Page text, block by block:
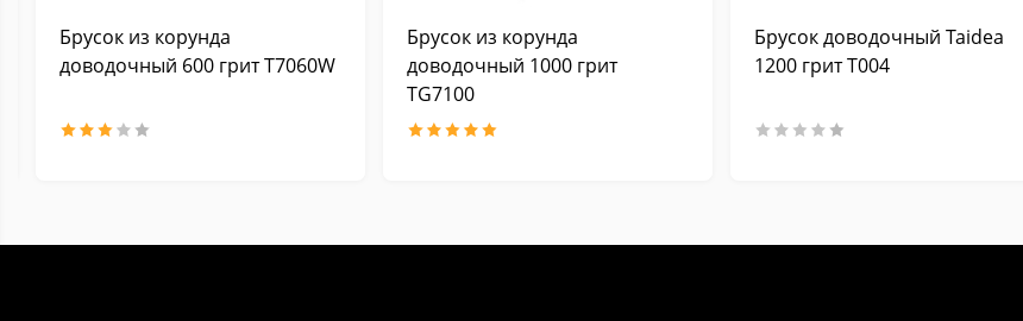
Брусок из корунда
доводочный 600 грит Т7060W
Брусок из корунда
доводочный 1000 грит
TG7100
Брусок доводочный Taidea
1200 грит T004